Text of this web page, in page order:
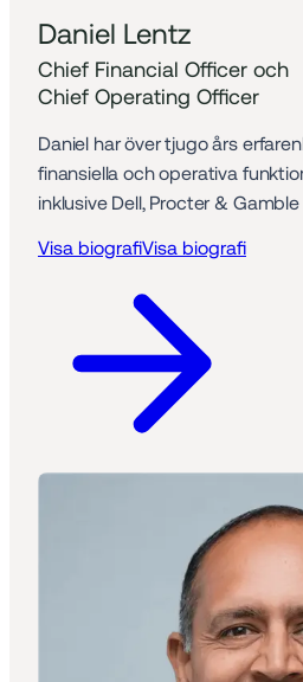
Daniel Lentz
Chief Financial Officer och
Chief Operating Officer
Daniel har över tjugo års
finansiella och operativa
inklusive Dell, Procter &
Visa biografiVisa biografi